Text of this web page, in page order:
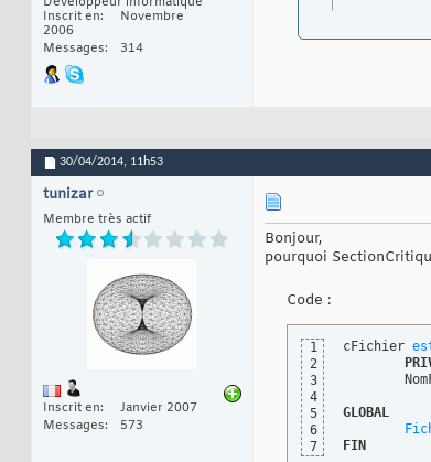
Inscrit en
Novembre
2006
Messages
314
30/04/2014, 11h53
tunizar
Membre très actif
Inscrit en
Janvier 2007
Messages
573
Bonjour,
pourquoi
Code :
1
2
3
4
5
6
7
cFichier
GLOBAL
FIN